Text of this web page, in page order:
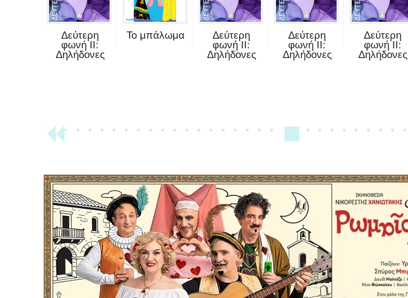
Δεύτερη
φωνή II:
Δηλήδονες
Το μπάλωμα
Δεύτερη
φωνή II:
Δηλήδονες
Δεύτερη
φωνή II:
Δηλήδονες
Δεύτερη
φωνή II:
Δηλήδονες